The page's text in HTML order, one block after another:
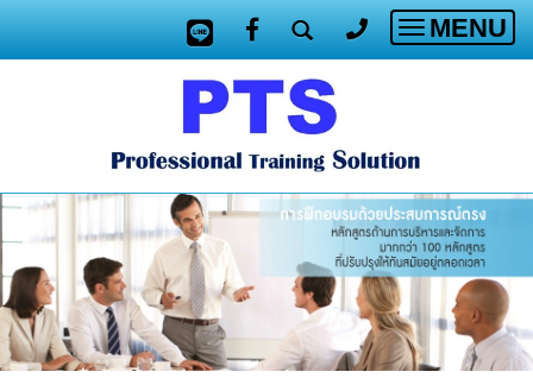
Toggle
MENU